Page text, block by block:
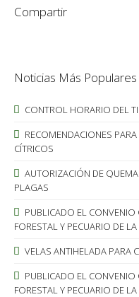
Compartir
Noticias Más Populares
CONTROL HORARIO DEL
RECOMENDACIONES
CÍTRICOS
AUTORIZACIÓN DE
PLAGAS
PUBLICADO EL CONVENIO
FORESTAL Y PECUARIO DE
VELAS ANTIHELADA PARA
PUBLICADO EL CONVENIO
FORESTAL Y PECUARIO DE